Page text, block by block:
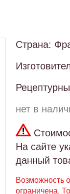
Страна:
нет в
На сайте
данный
Возможность
ограничена.